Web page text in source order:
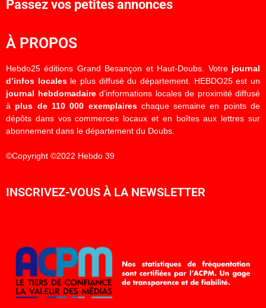
Passez vos petites annonces
À PROPOS
Hebdo25 éditions Grand Besançon et Haut-Doubs. Votre journal
d’infos localesle plus diffusé du département. HEBDO25 est un
journal hebdomadaired’informations locales de proximité diffusé
à plus de 110 000 exemplaireschaque semaine en points de
dépôts dans vos commerces locaux et en boîtes aux lettres sur
abonnement dans le département du Doubs.
©Copyright ©2022 Hebdo 39
INSCRIVEZ-VOUS À LA NEWSLETTER